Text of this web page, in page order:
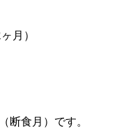
月）
断食月）です。